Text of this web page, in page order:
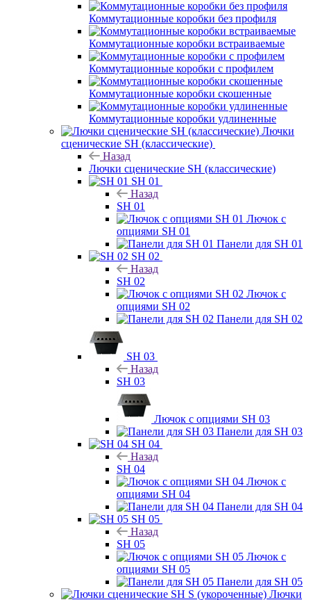
Коммутационные коробки без профиля
Коммутационные коробки встраиваемые
Коммутационные коробки с профилем
Коммутационные коробки скошенные
Коммутационные коробки удлиненные
Лючки
сценические SH (классические)
Назад
Лючки сценические SH (классические)
SH 01
Назад
SH 01
Лючок с
опциями SH 01
Панели для SH 01
SH 02
Назад
SH 02
Лючок с
опциями SH 02
Панели для SH 02
SH 03
Назад
SH 03
Лючок с опциями SH 03
Панели для SH 03
SH 04
Назад
SH 04
Лючок с
опциями SH 04
Панели для SH 04
SH 05
Назад
SH 05
Лючок с
опциями SH 05
Панели для SH 05
Лючки